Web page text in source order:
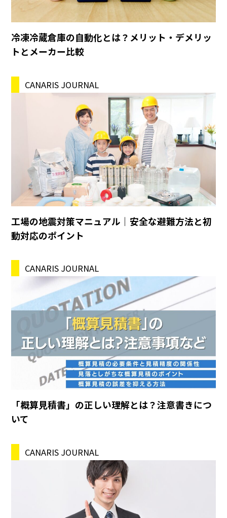
冷凍冷蔵倉庫の自動化とは？メリット・デメリッ
トとメーカー比較
CANARIS JOURNAL
工場の地震対策マニュアル｜安全な避難方法と初
動対応のポイント
CANARIS JOURNAL
「概算見積書」の正しい理解とは？注意書きにつ
いて
CANARIS JOURNAL